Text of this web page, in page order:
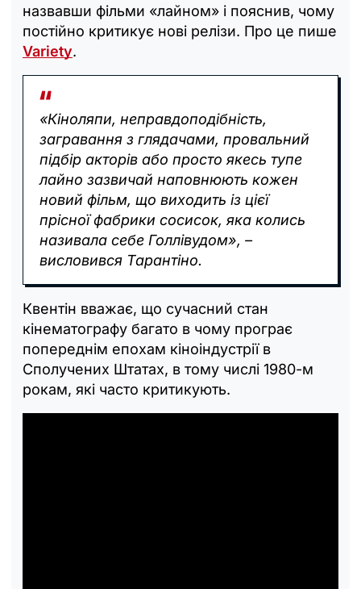
назвавши фільми «лайном» і пояснив, чому
постійно критикує нові релізи. Про це пише
Variety.
«Кіноляпи, неправдоподібність,
загравання з глядачами, провальний
підбір акторів або просто якесь тупе
лайно зазвичай наповнюють кожен
новий фільм, що виходить із цієї
прісної фабрики сосисок, яка колись
називала себе Голлівудом», –
висловився Тарантіно.
Квентін вважає, що сучасний стан
кінематографу багато в чому програє
попереднім епохам кіноіндустрії в
Сполучених Штатах, в тому числі 1980-м
рокам, які часто критикують.